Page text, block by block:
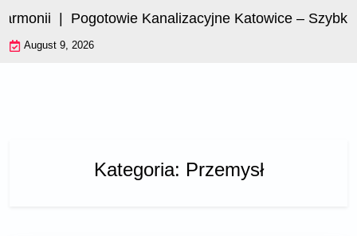
|Pogotowie Kanalizacyjne Katowice – Szybka
August 9, 2026
Kategoria: Przemysł